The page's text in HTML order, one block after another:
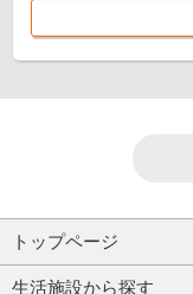
トップページ
生活施設から探す